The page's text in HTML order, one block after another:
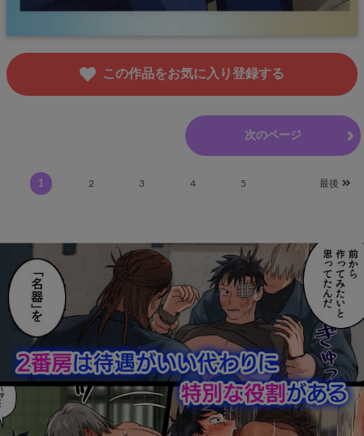
この作品をお気に入り登録する
次のページ
1 2 3 4 5 最後